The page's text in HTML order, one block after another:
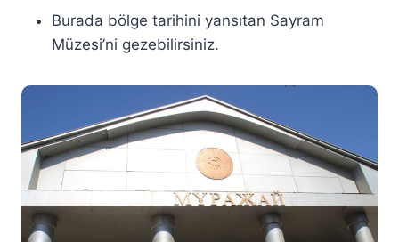
Burada bölge tarihini yansıtan Sayram
Müzesi’ni gezebilirsiniz.